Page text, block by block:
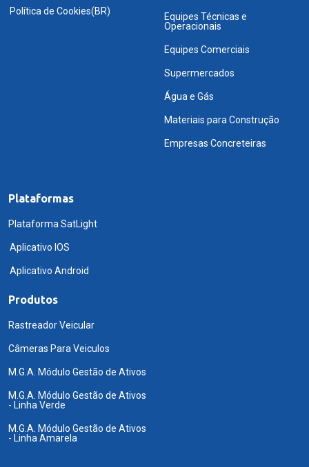
Política de Cookies(BR)
Equipes Técnicas e
Operacionais
Equipes Comerciais
Supermercados
Água e Gás
Materiais para Construção
Empresas Concreteiras
Plataformas
Plataforma SatLight
Aplicativo IOS
Aplicativo Android
Produtos
Rastreador Veicular
Câmeras Para Veiculos
M.G.A. Módulo Gestão de Ativos
M.G.A. Módulo Gestão de Ativos
- Linha Verde
M.G.A. Módulo Gestão de Ativos
- Linha Amarela